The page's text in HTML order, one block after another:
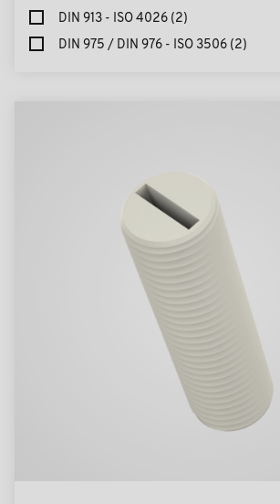
DIN 913 - ISO 4026 (2)
DIN 975 / DIN 976 - ISO 3506 (2)